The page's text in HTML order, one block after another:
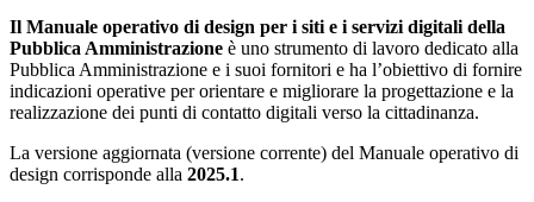
Il Manuale operativo di design per i siti e i servizi digitali della
Pubblica Amministrazione è uno strumento di lavoro dedicato alla
Pubblica Amministrazione e i suoi fornitori e ha l’obiettivo di fornire
indicazioni operative per orientare e migliorare la progettazione e la
realizzazione dei punti di contatto digitali verso la cittadinanza.
La versione aggiornata (versione corrente) del Manuale operativo di
design corrisponde alla 2025.1.